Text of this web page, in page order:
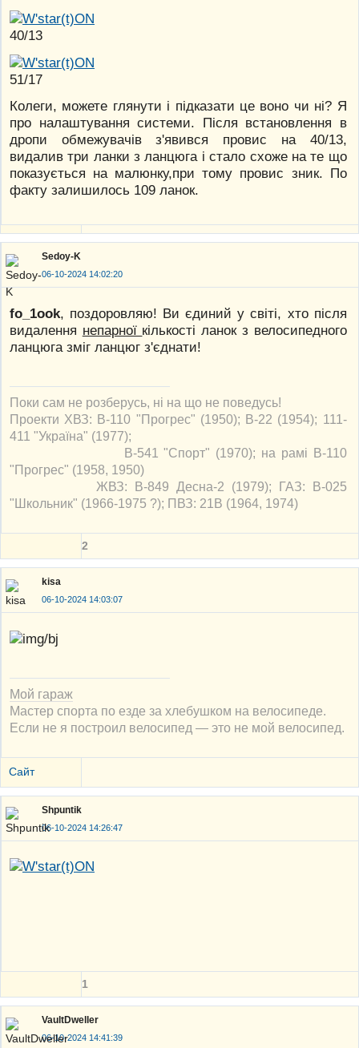
40/13
51/17
Колеги, можете глянути і підказати це воно чи ні? Я
про налаштування системи. Після встановлення в
дропи обмежувачів з'явився провис на 40/13,
видалив три ланки з ланцюга і стало схоже на те що
показується на малюнку,при тому провис зник. По
факту залишилось 109 ланок.
Sedoy-K
06-10-2024 14:02:20
fo_1ook, поздоровляю! Ви єдиний у світі, хто після
видалення непарної кількості ланок з велосипедного
ланцюга зміг ланцюг з'єднати!
Поки сам не розберусь, ні на що не поведусь!
Проекти ХВЗ: В-110 "Прогрес" (1950); В-22 (1954); 111-
411 "Україна" (1977);
В-541 "Спорт" (1970); на рамі В-110
"Прогрес" (1958, 1950)
ЖВЗ: В-849 Десна-2 (1979); ГАЗ: В-025
"Школьник" (1966-1975 ?); ПВЗ: 21В (1964, 1974)
2
kisa
06-10-2024 14:03:07
Мой гараж
Мастер спорта по езде за хлебушком на велосипеде.
Если не я построил велосипед — это не мой велосипед.
Сайт
Shpuntik
06-10-2024 14:26:47
1
VaultDweller
06-10-2024 14:41:39